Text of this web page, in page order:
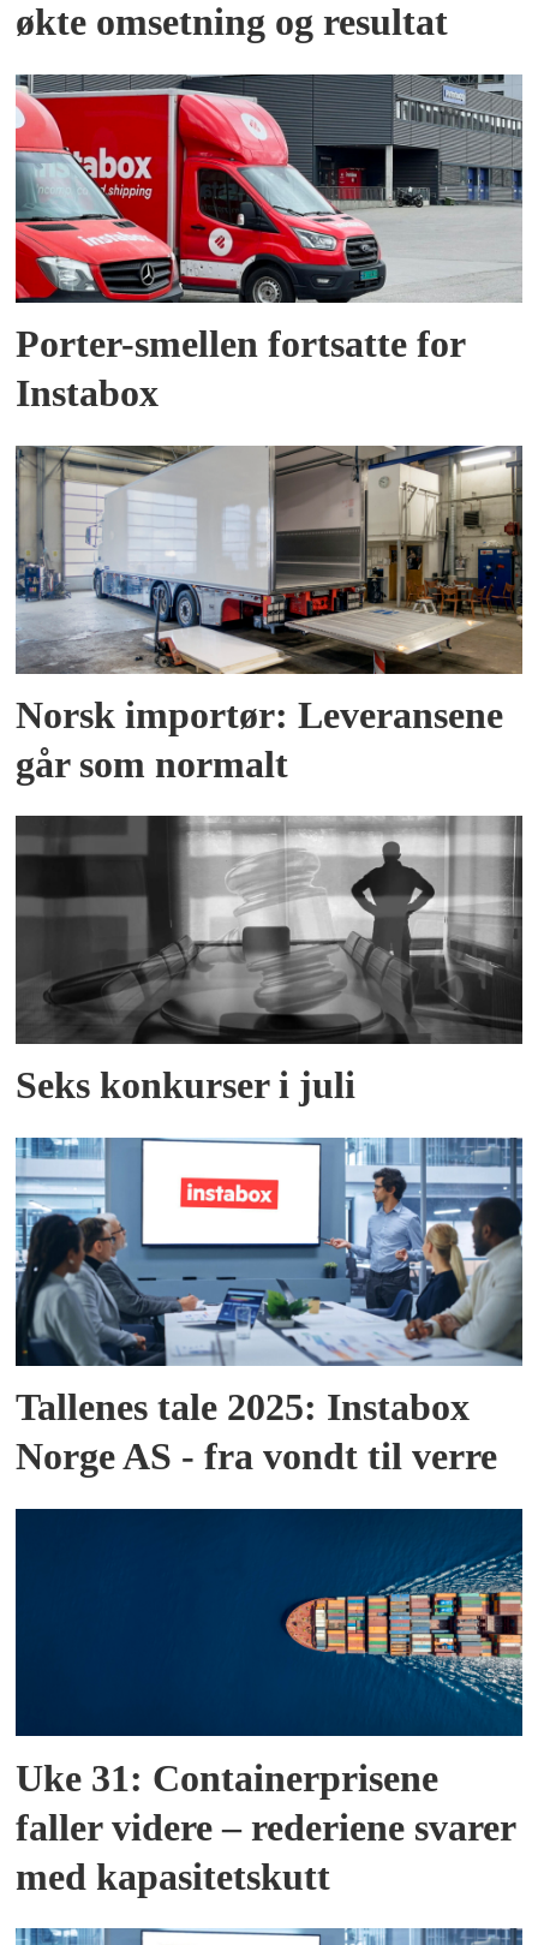
økte omsetning og resultat
Porter-smellen fortsatte for
Instabox
Norsk importør: Leveransene
går som normalt
Seks konkurser i juli
Tallenes tale 2025: Instabox
Norge AS - fra vondt til verre
Uke 31: Containerprisene
faller videre – rederiene svarer
med kapasitetskutt